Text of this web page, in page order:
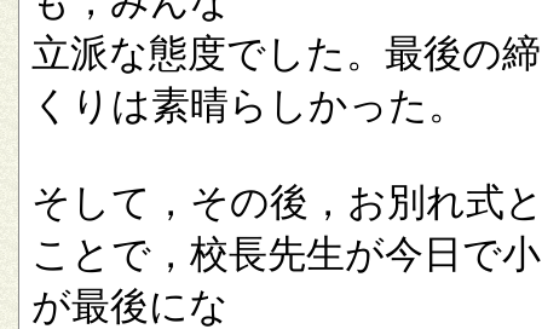
立派な態度でした。最後の
くりは素晴らしかった。
そして，その後，お別れ式
ことで，校長先生が今日で
が最後にな